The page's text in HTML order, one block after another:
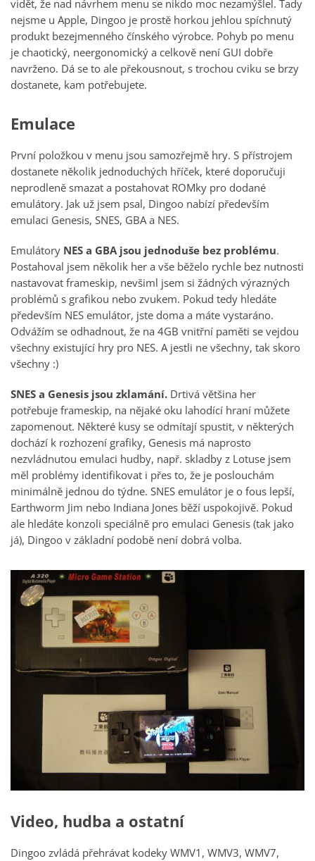
vidět, že nad návrhem menu se nikdo moc nezamýšlel. Tady
nejsme u Apple, Dingoo je prostě horkou jehlou spíchnutý
produkt bezejmenného čínského výrobce. Pohyb po menu
je chaotický, neergonomický a celkově není GUI dobře
navrženo. Dá se to ale překousnout, s trochou cviku se brzy
dostanete, kam potřebujete.
Emulace
První položkou v menu jsou samozřejmě hry. S přístrojem
dostanete několik jednoduchých hříček, které doporučuji
neprodleně smazat a postahovat ROMky pro dodané
emulátory. Jak už jsem psal, Dingoo nabízí především
emulaci Genesis, SNES, GBA a NES.
Emulátory NES a GBA jsou jednoduše bez problému.
Postahoval jsem několik her a vše běželo rychle bez nutnosti
nastavovat frameskip, nevšiml jsem si žádných výrazných
problémů s grafikou nebo zvukem. Pokud tedy hledáte
především NES emulátor, jste doma a máte vystaráno.
Odvážím se odhadnout, že na 4GB vnitřní paměti se vejdou
všechny existující hry pro NES. A jestli ne všechny, tak skoro
všechny :)
SNES a Genesis jsou zklamání. Drtivá většina her
potřebuje frameskip, na nějaké oku lahodící hraní můžete
zapomenout. Některé kusy se odmítají spustit, v některých
dochází k rozhození grafiky, Genesis má naprosto
nezvládnutou emulaci hudby, např. skladby z Lotuse jsem
měl problémy identifikovat i přes to, že je poslouchám
minimálně jednou do týdne. SNES emulátor je o fous lepší,
Earthworm Jim nebo Indiana Jones běží uspokojivě. Pokud
ale hledáte konzoli speciálně pro emulaci Genesis (tak jako
já), Dingoo v základní podobě není dobrá volba.
Video, hudba a ostatní
Dingoo zvládá přehrávat kodeky WMV1, WMV3, WMV7,